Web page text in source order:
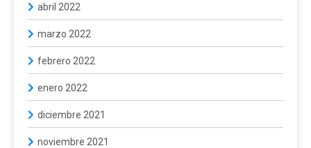
abril 2022
marzo 2022
febrero 2022
enero 2022
diciembre 2021
noviembre 2021